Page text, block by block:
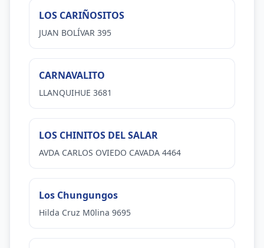
LOS CARIÑOSITOS
JUAN BOLÍVAR 395
CARNAVALITO
LLANQUIHUE 3681
LOS CHINITOS DEL SALAR
AVDA CARLOS OVIEDO CAVADA 4464
Los Chungungos
Hilda Cruz M0lina 9695